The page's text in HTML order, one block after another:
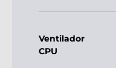
Ventilador
CPU